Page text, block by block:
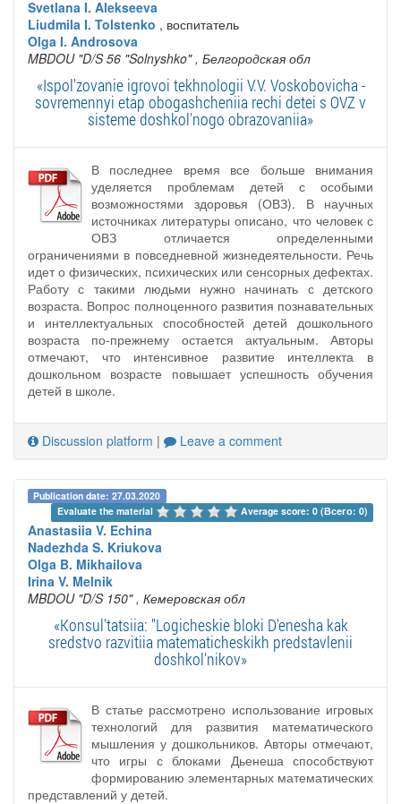
Svetlana I. Alekseeva
Liudmila I. Tolstenko , воспитатель
Olga I. Androsova
MBDOU "D/S 56 "Solnyshko" , Белгородская обл
«Ispol'zovanie igrovoi tekhnologii V.V. Voskobovicha -
sovremennyi etap obogashcheniia rechi detei s OVZ v
sisteme doshkol'nogo obrazovaniia»
В последнее время все больше внимания
уделяется проблемам детей с особыми
возможностями здоровья (ОВЗ). В научных
источниках литературы описано, что человек с
ОВЗ отличается определенными
ограничениями в повседневной жизнедеятельности. Речь
идет о физических, психических или сенсорных дефектах.
Работу с такими людьми нужно начинать с детского
возраста. Вопрос полноценного развития познавательных
и интеллектуальных способностей детей дошкольного
возраста по-прежнему остается актуальным. Авторы
отмечают, что интенсивное развитие интеллекта в
дошкольном возрасте повышает успешность обучения
детей в школе.
Discussion platform | Leave a comment
Publication date: 27.03.2020
Evaluate the material
Average score: 0 (Всего: 0)
Anastasiia V. Echina
Nadezhda S. Kriukova
Olga B. Mikhailova
Irina V. Melnik
MBDOU "D/S 150" , Кемеровская обл
«Konsul'tatsiia: "Logicheskie bloki D'enesha kak
sredstvo razvitiia matematicheskikh predstavlenii
doshkol'nikov»
В статье рассмотрено использование игровых
технологий для развития математического
мышления у дошкольников. Авторы отмечают,
что игры с блоками Дьенеша способствуют
формированию элементарных математических
представлений у детей.